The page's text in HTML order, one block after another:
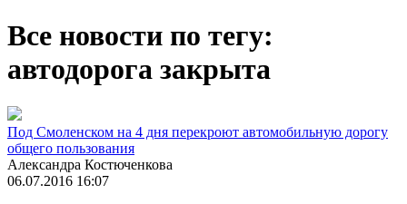
Все новости по тегу:
автодорога закрыта
Под Смоленском на 4 дня перекроют автомобильную дорогу
общего пользования
Александра Костюченкова
06.07.2016 16:07